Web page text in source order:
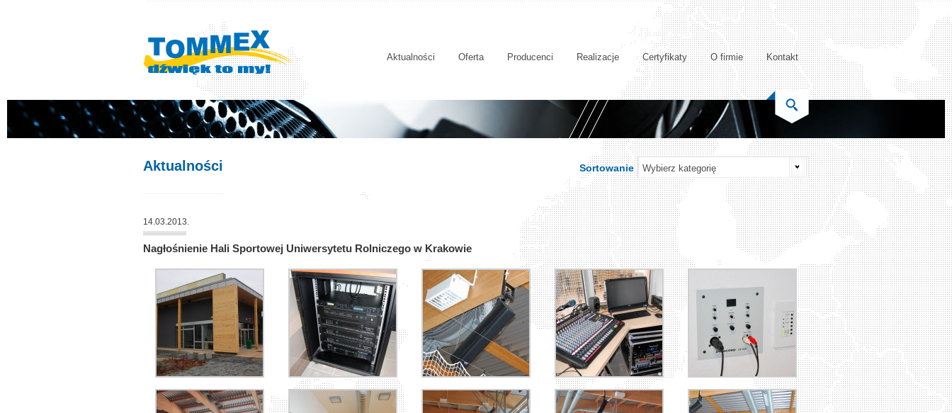
Aktualności Oferta Producenci Realizacje Certyfikaty O firmie Kontakt
Aktualności Sortowanie
14.03.2013.
Nagłośnienie Hali Sportowej Uniwersytetu Rolniczego w Krakowie